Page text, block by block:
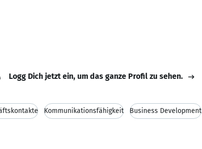
Logg Dich jetzt ein, um das ganze Profil zu sehen.
Kommunikationsfähigkeit Business Development